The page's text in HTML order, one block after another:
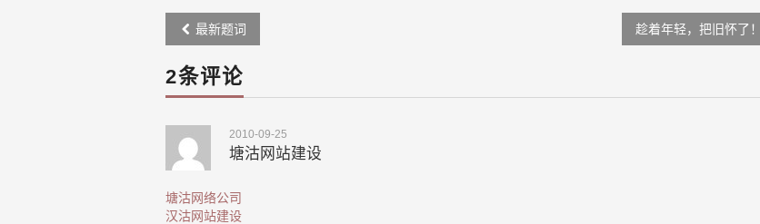
Post
navigation
最新题词 趁着年轻，把旧怀了！
2条评论
2010-09-25
塘沽网站建设
塘沽网络公司
汉沽网站建设